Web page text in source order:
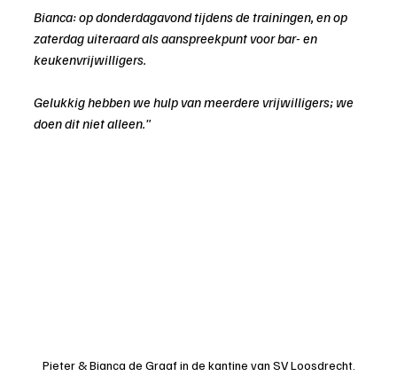
Bianca: op donderdagavond tijdens de trainingen, en op
zaterdag uiteraard als aanspreekpunt voor bar- en
keukenvrijwilligers.
Gelukkig hebben we hulp van meerdere vrijwilligers; we
doen dit niet alleen."
Pieter & Bianca de Graaf in de kantine van SV Loosdrecht.